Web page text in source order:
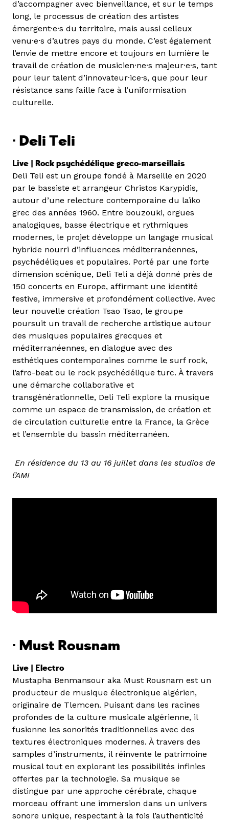
d’accompagner avec bienveillance, et sur le temps
long, le processus de création des artistes
émergent·e·s du territoire, mais aussi celleux
venu·e·s d’autres pays du monde. C’est également
l’envie de mettre encore et toujours en lumière le
travail de création de musicien·ne·s majeur·e·s, tant
pour leur talent d’innovateur·ice·s, que pour leur
résistance sans faille face à l’uniformisation
culturelle.
· Deli Teli
Live | Rock psychédélique greco-marseillais
Deli Teli est un groupe fondé à Marseille en 2020
par le bassiste et arrangeur Christos Karypidis,
autour d’une relecture contemporaine du laïko
grec des années 1960. Entre bouzouki, orgues
analogiques, basse électrique et rythmiques
modernes, le projet développe un langage musical
hybride nourri d’influences méditerranéennes,
psychédéliques et populaires. Porté par une forte
dimension scénique, Deli Teli a déjà donné près de
150 concerts en Europe, affirmant une identité
festive, immersive et profondément collective. Avec
leur nouvelle création Tsao Tsao, le groupe
poursuit un travail de recherche artistique autour
des musiques populaires grecques et
méditerranéennes, en dialogue avec des
esthétiques contemporaines comme le surf rock,
l’afro-beat ou le rock psychédélique turc. À travers
une démarche collaborative et
transgénérationnelle, Deli Teli explore la musique
comme un espace de transmission, de création et
de circulation culturelle entre la France, la Grèce
et l’ensemble du bassin méditerranéen.
En résidence du 13 au 16 juillet dans les studios de
l’AMI
· Must Rousnam
Live | Electro
Mustapha Benmansour aka Must Rousnam est un
producteur de musique électronique algérien,
originaire de Tlemcen. Puisant dans les racines
profondes de la culture musicale algérienne, il
fusionne les sonorités traditionnelles avec des
textures électroniques modernes. À travers des
samples d’instruments, il réinvente le patrimoine
musical tout en explorant les possibilités infinies
offertes par la technologie. Sa musique se
distingue par une approche cérébrale, chaque
morceau offrant une immersion dans un univers
sonore unique, respectant à la fois l’authenticité